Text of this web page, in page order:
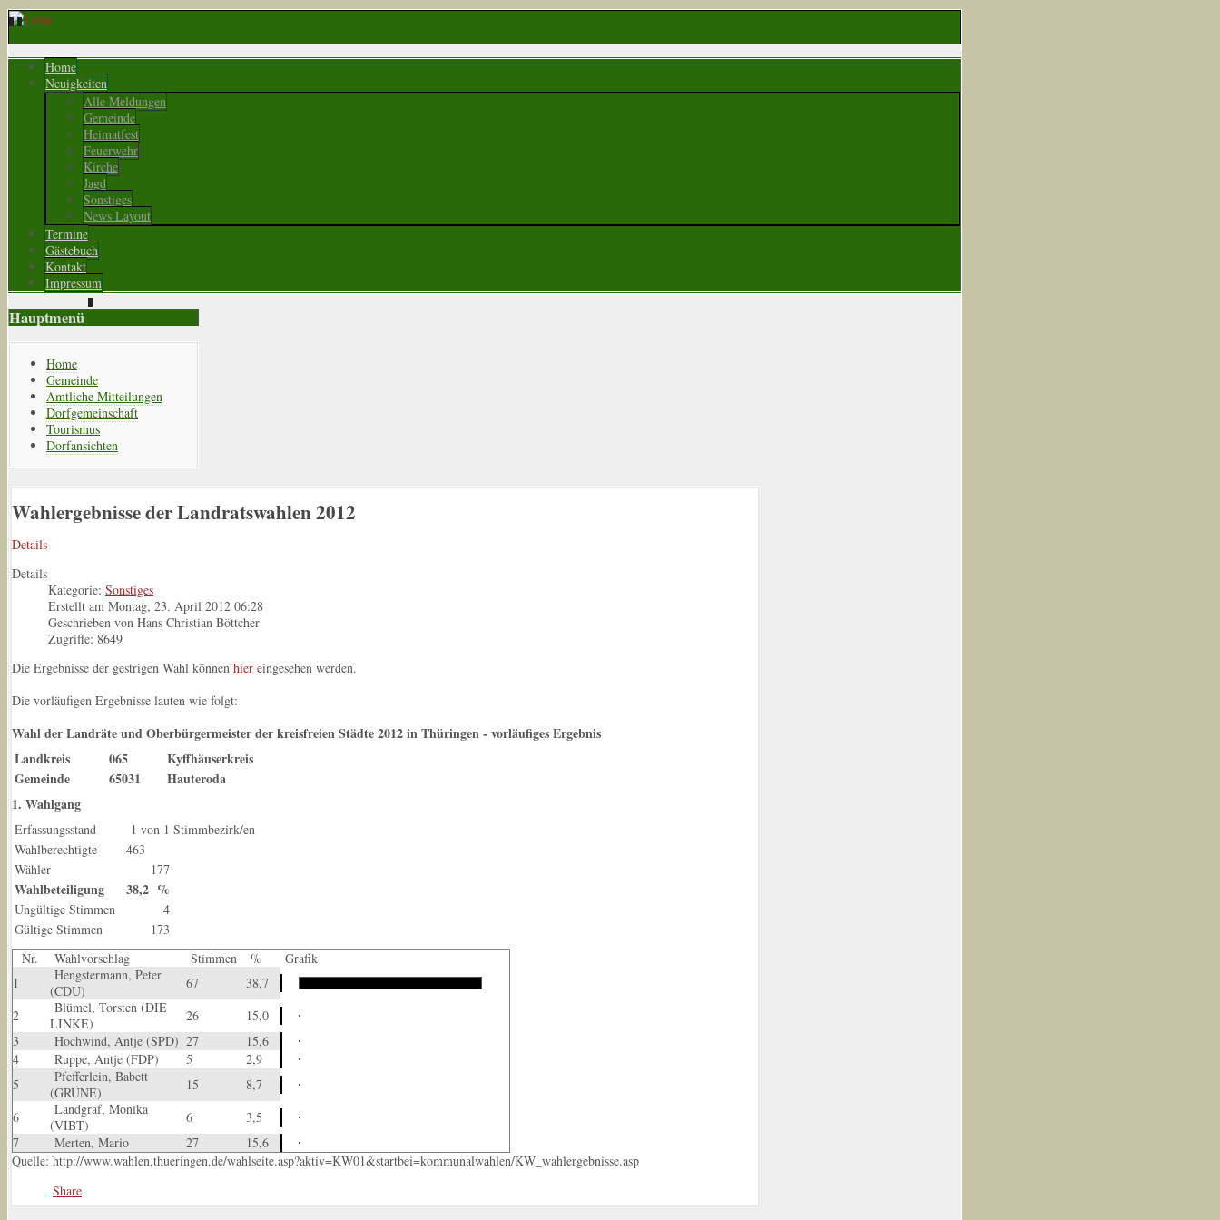
Home
Neuigkeiten
Alle Meldungen
Gemeinde
Heimatfest
Feuerwehr
Kirche
Jagd
Sonstiges
News Layout
Termine
Gästebuch
Kontakt
Impressum
Hauptmenü
Home
Gemeinde
Amtliche Mitteilungen
Dorfgemeinschaft
Tourismus
Dorfansichten
Wahlergebnisse der Landratswahlen 2012
Details
Details
Kategorie: Sonstiges
Erstellt am Montag, 23. April 2012 06:28
Geschrieben von Hans Christian Böttcher
Zugriffe: 8649
Die Ergebnisse der gestrigen Wahl können hier eingesehen werden.
Die vorläufigen Ergebnisse lauten wie folgt:
Wahl der Landräte und Oberbürgermeister der kreisfreien Städte 2012 in Thüringen - vorläufiges Ergebnis
Landkreis
065
Kyffhäuserkreis
Gemeinde
65031
Hauteroda
1. Wahlgang
Erfassungsstand 1 von 1 Stimmbezirk/en
Wahlberechtigte
463
Wähler
177
Wahlbeteiligung 38,2 %
Ungültige Stimmen
4
Gültige Stimmen
173
Nr.
Wahlvorschlag Stimmen %
Grafik
1
Hengstermann, Peter
(CDU)
67
38,7
2
Blümel, Torsten (DIE
LINKE)
26
15,0
3
Hochwind, Antje (SPD) 27
15,6
4
Ruppe, Antje (FDP) 5
2,9
5
Pfefferlein, Babett
(GRÜNE)
15
8,7
6
Landgraf, Monika
(VIBT)
6
3,5
7
Merten, Mario 27
15,6
Quelle: http://www.wahlen.thueringen.de/wahlseite.asp?aktiv=KW01&startbei=kommunalwahlen/KW_wahlergebnisse.asp
Share